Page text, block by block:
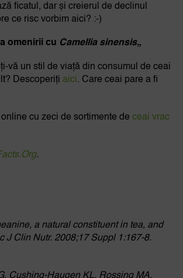
ficatul, dar și creierul de declinul
ce risc vorbim aici? :-)
omenirii cu Camellia sinensis„
vă un stil de viață din consumul de ceai
Descoperiți aici. Care ceai pare a fi
cu zeci de sortimente deceai vrac
.
a natural constituent in tea, and
J Clin Nutr. 2008;17 Suppl 1:167-8.
Cushing-Haugen KL, Rossing MA.